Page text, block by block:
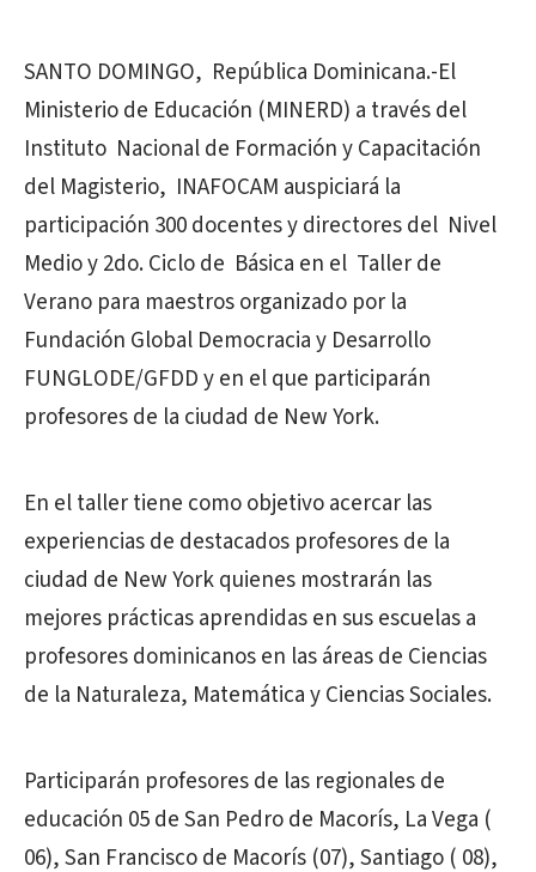
SANTO DOMINGO, República Dominicana.-El
Ministerio de Educación (MINERD) a través del
Instituto Nacional de Formación y Capacitación
del Magisterio, INAFOCAM auspiciará la
participación 300 docentes y directores del Nivel
Medio y 2do. Ciclo de Básica en el Taller de
Verano para maestros organizado por la
Fundación Global Democracia y Desarrollo
FUNGLODE/GFDD y en el que participarán
profesores de la ciudad de New York.
En el taller tiene como objetivo acercar las
experiencias de destacados profesores de la
ciudad de New York quienes mostrarán las
mejores prácticas aprendidas en sus escuelas a
profesores dominicanos en las áreas de Ciencias
de la Naturaleza, Matemática y Ciencias Sociales.
Participarán profesores de las regionales de
educación 05 de San Pedro de Macorís, La Vega (
06), San Francisco de Macorís (07), Santiago ( 08),